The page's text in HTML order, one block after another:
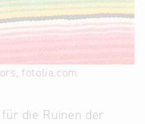
fotolia.com
die Ruinen der